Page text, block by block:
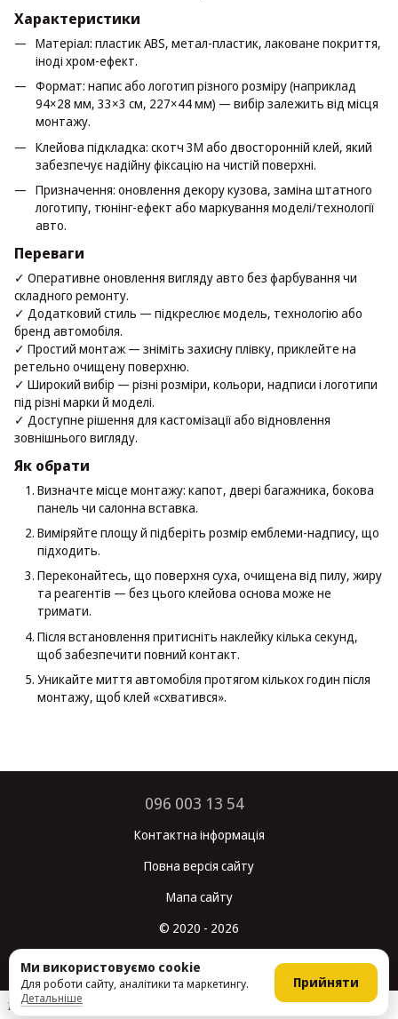
Характеристики
Матеріал: пластик ABS, метал-пластик, лаковане покриття,
іноді хром-ефект.
Формат: напис або логотип різного розміру (наприклад
94×28 мм, 33×3 см, 227×44 мм) — вибір залежить від місця
монтажу.
Клейова підкладка: скотч 3M або двосторонній клей, який
забезпечує надійну фіксацію на чистій поверхні.
Призначення: оновлення декору кузова, заміна штатного
логотипу, тюнінг-ефект або маркування моделі/технології
авто.
Переваги
✓ Оперативне оновлення вигляду авто без фарбування чи
складного ремонту.
✓ Додатковий стиль — підкреслює модель, технологію або
бренд автомобіля.
✓ Простий монтаж — зніміть захисну плівку, приклейте на
ретельно очищену поверхню.
✓ Широкий вибір — різні розміри, кольори, надписи і логотипи
під різні марки й моделі.
✓ Доступне рішення для кастомізації або відновлення
зовнішнього вигляду.
Як обрати
Визначте місце монтажу: капот, двері багажника, бокова
панель чи салонна вставка.
Виміряйте площу й підберіть розмір емблеми-надпису, що
підходить.
Переконайтесь, що поверхня суха, очищена від пилу, жиру
та реагентів — без цього клейова основа може не
тримати.
Після встановлення притисніть наклейку кілька секунд,
щоб забезпечити повний контакт.
Уникайте миття автомобіля протягом кількох годин після
монтажу, щоб клей «схватився».
096 003 13 54
Контактна інформація
Повна версія сайту
Мапа сайту
© 2020 - 2026
Інтернет-магазин створений з Хорошоп
Ми використовуємо cookie
Для роботи сайту, аналітики та маркетингу.
Детальніше
Прийняти